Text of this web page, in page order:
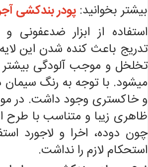
بیشتر بخوانید: پودر بندکشی
استفاده از ابزار ضدعفونی
تدریج باعث کنده شدن این
تخلخل و موجب آلودگی بیشتر
میشود. با توجه به رنگ
و خاکستری وجود داشت. در
ظاهری زیبا و متناسب با طرح
چون دوده، اخرا و لاجورد
استحکام لازم را نداشت.